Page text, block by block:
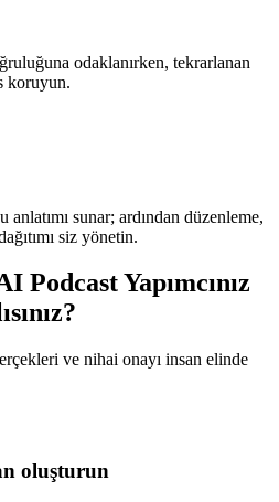
odaklanırken, tekrarlanan
koruyun.
sunar; ardından düzenleme,
siz yönetin.
Podcast Yapımcınız
ve nihai onayı insan elinde
oluşturun